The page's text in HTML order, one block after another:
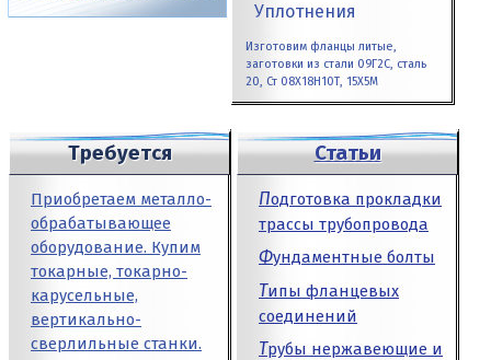
Уплотнения
Изготовим фланцы литые,
заготовки из стали 09Г2С, сталь
20, Ст 08Х18Н10Т, 15Х5М
Требуется
Приобретаем металло­
обрабатывающее
оборудование. Купим
токарные, токарно-
карусельные,
вертикально-
сверлильные станки.
Статьи
Подготовка прокладки
трассы трубопровода
Фундаментные болты
Типы фланцевых
соединений
Трубы нержавеющие и